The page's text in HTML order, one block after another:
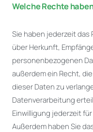
Welche Rechte
Sie haben jederzeit
über Herkunft,
personenbezogenen
außerdem ein Recht,
dieser Daten zu
Datenverarbeitung
Einwilligung jederzeit
Außerdem haben Sie